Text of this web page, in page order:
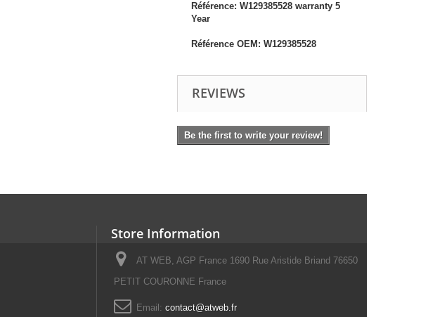
Référence: W129385528 warranty 5
Year
Référence OEM: W129385528
REVIEWS
Be the first to write your review!
Store Information
AT WEB, AGP France 1690 Rue Aristide Briand 76650
PETIT COURONNE France
Email: contact@atweb.fr